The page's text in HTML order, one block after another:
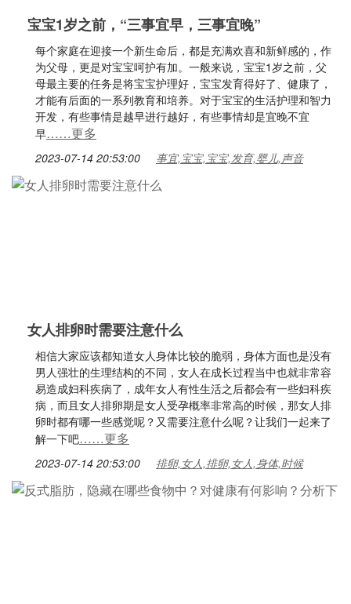
宝宝1岁之前，“三事宜早，三事宜晚”
每个家庭在迎接一个新生命后，都是充满欢喜和新鲜感的，作
为父母，更是对宝宝呵护有加。一般来说，宝宝1岁之前，父
母最主要的任务是将宝宝护理好，宝宝发育得好了、健康了，
才能有后面的一系列教育和培养。对于宝宝的生活护理和智力
开发，有些事情是越早进行越好，有些事情却是宜晚不宜
早……更多
2023-07-14 20:53:00 事宜,宝宝,宝宝,发育,婴儿,声音
女人排卵时需要注意什么
相信大家应该都知道女人身体比较的脆弱，身体方面也是没有
男人强壮的生理结构的不同，女人在成长过程当中也就非常容
易造成妇科疾病了，成年女人有性生活之后都会有一些妇科疾
病，而且女人排卵期是女人受孕概率非常高的时候，那女人排
卵时都有哪一些感觉呢？又需要注意什么呢？让我们一起来了
解一下吧……更多
2023-07-14 20:53:00 排卵,女人,排卵,女人,身体,时候